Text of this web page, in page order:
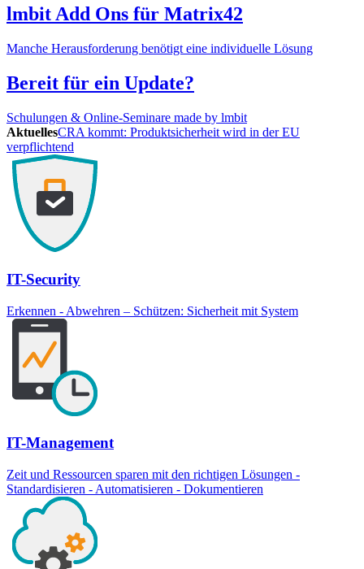
lmbit Add Ons für Matrix42
Manche Herausforderung benötigt eine individuelle Lösung
Bereit für ein Update?
Schulungen & Online-Seminare made by lmbit
AktuellesCRA kommt: Produktsicherheit wird in der EU
verpflichtend
IT-Security
Erkennen - Abwehren – Schützen: Sicherheit mit System
IT-Management
Zeit und Ressourcen sparen mit den richtigen Lösungen -
Standardisieren - Automatisieren - Dokumentieren